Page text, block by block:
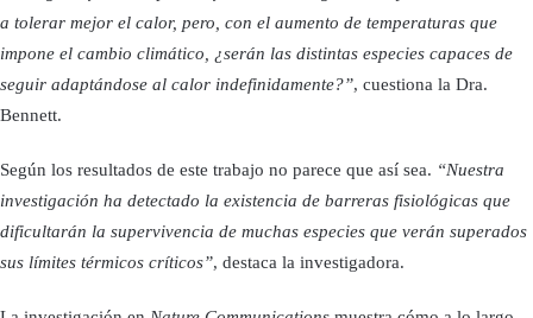
a tolerar mejor el calor, pero, con el aumento de temperaturas que
impone el cambio climático, ¿serán las distintas especies capaces de
seguir adaptándose al calor indefinidamente?”, cuestiona la Dra.
Bennett.
Según los resultados de este trabajo no parece que así sea. “Nuestra
investigación ha detectado la existencia de barreras fisiológicas que
dificultarán la supervivencia de muchas especies que verán superados
sus límites térmicos críticos”, destaca la investigadora.